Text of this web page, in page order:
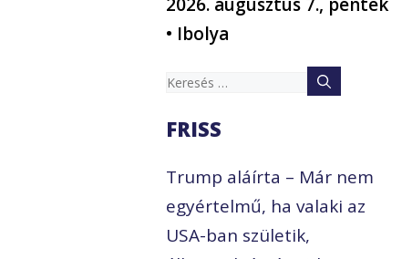
• Ibolya
Keresés:
FRISS
Trump aláírta – Már nem
egyértelmű, ha valaki az
USA-ban születik,